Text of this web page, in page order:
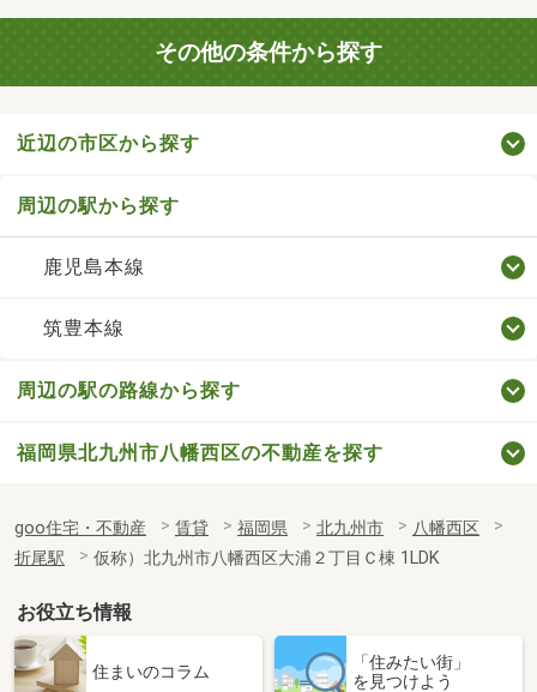
その他の条件から探す
近辺の市区から探す
周辺の駅から探す
鹿児島本線
筑豊本線
周辺の駅の路線から探す
福岡県北九州市八幡西区の不動産を探す
goo住宅・不動産 賃貸 福岡県 北九州市
八幡西区
折尾駅
仮称）北九州市八幡西区大浦２丁目Ｃ棟 1LDK
お役立ち情報
住まいのコラム
「住みたい街」
を見つけよう